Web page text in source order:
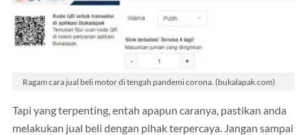
Ragam cara jual beli motor di tengah pandemi corona. (bukalapak.com)
Tapi yang terpenting, entah apapun caranya, pastikan anda
melakukan jual beli dengan pihak terpercaya. Jangan sampai